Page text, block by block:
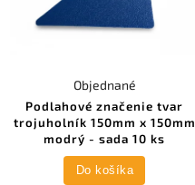
Podlahové značenie tvar
trojuholník 150mm x 150mm
modrý - sada 10 ks
Objednané
Do košíka